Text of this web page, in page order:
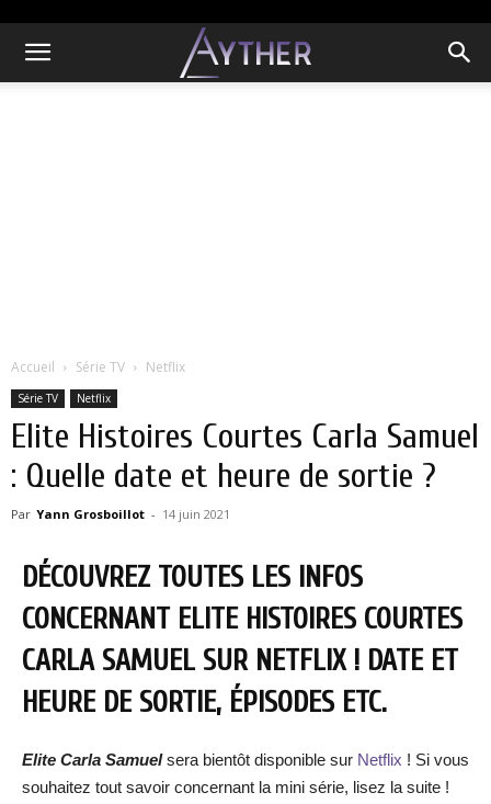
Accueil Série TV Netflix
Série TV Netflix
Elite Histoires Courtes Carla Samuel
: Quelle date et heure de sortie ?
Par Yann Grosboillot - 14 juin 2021
DÉCOUVREZ TOUTES LES INFOS
CONCERNANT ELITE HISTOIRES COURTES
CARLA SAMUEL SUR NETFLIX ! DATE ET
HEURE DE SORTIE, ÉPISODES ETC.
Elite Carla Samuelsera bientôt disponible sur Netflix ! Si vous
souhaitez tout savoir concernant la mini série, lisez la suite !